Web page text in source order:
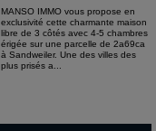
MANSO IMMO vous propose en
exclusivité cette charmante maison
libre de 3 côtés avec 4-5 chambres
érigée sur une parcelle de 2a69ca
à Sandweiler. Une des villes des
plus prisés a...